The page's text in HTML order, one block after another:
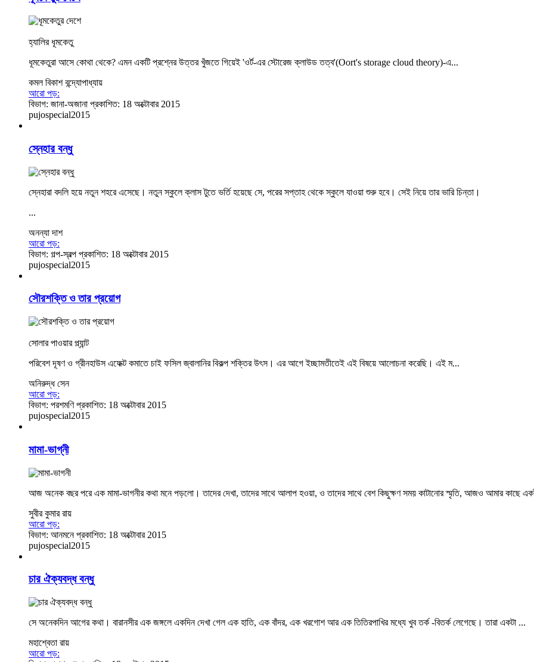
হ্যালির ধূমকেতু
ধূমকেতুরা আসে কোথা থেকে? এমন একটি প্রশ্নের উত্তর খুঁজতে গিয়েই 'ওর্ট-এর স্টোরেজ ক্লাউড তত্ব'(Oort's storage cloud theory)-এ...
কমল বিকাশ বন্দ্যোপাধ্যায়
আরো পড়:
বিভাগ: জানা-অজানা প্রকাশিত: 18 অক্টোবার 2015
pujospecial2015
স্নেহার বন্ধু
স্নেহারা বদলি হয়ে নতুন শহরে এসেছে। নতুন স্কুলে ক্লাস টুতে ভর্তি হয়েছে সে, পরের সপ্তাহ থেকে স্কুলে যাওয়া শুরু হবে। সেই নিয়ে তার ভারি চিন্তা।
...
অনন্যা দাশ
আরো পড়:
বিভাগ: গল্প-স্বল্প প্রকাশিত: 18 অক্টোবার 2015
pujospecial2015
সৌরশক্তি ও তার প্রয়োগ
সোলার পাওয়ার প্ল্যান্ট
পরিবেশ দূষণ ও গ্রীনহাউস এফেক্ট কমাতে চাই ফসিল জ্বালানির বিকল্প শক্তির উৎস। এর আগে ইচ্ছামতীতেই এই বিষয়ে আলোচনা করেছি। এই ম...
অনিরুদ্ধ সেন
আরো পড়:
বিভাগ: পরশমণি প্রকাশিত: 18 অক্টোবার 2015
pujospecial2015
মামা-ভাগ্নী
আজ অনেক বছর পরে এক মামা-ভাগনীর কথা মনে পড়লো। তাদের দেখা, তাদের সাথে আলাপ হওয়া, ও তাদের সাথে বেশ কিছুক্ষণ সময় কাটানোর স্মৃতি, আজও আমার কাছে
সুবীর কুমার রায়
আরো পড়:
বিভাগ: আনমনে প্রকাশিত: 18 অক্টোবার 2015
pujospecial2015
চার ঐক্যবদ্ধ বন্ধু
সে অনেকদিন আগের কথা। বারানসীর এক জঙ্গলে একদিন দেখা গেল এক হাতি, এক বাঁদর, এক খরগোশ আর এক তিতিরপাখির মধ্যে খুব তর্ক -বিতর্ক লেগেছে। তারা একটা ...
মহাশ্বেতা রায়
আরো পড়: